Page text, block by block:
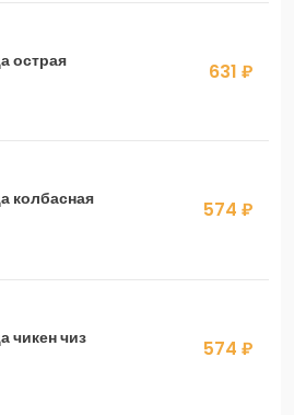
острая
631 ₽
колбасная
574 ₽
чикен чиз
574 ₽